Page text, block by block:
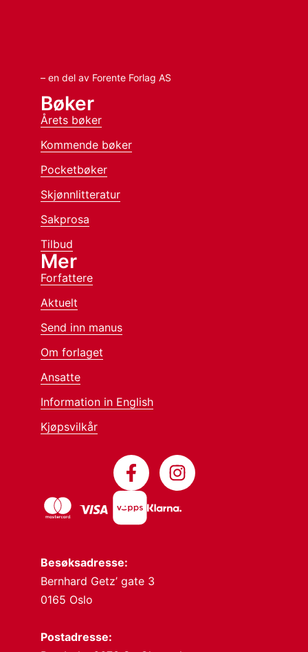
– en del av Forente Forlag AS
Besøksadresse:
Bernhard Getz’ gate 3
0165 Oslo
Postadresse:
Bøker
Årets bøker
Kommende bøker
Pocketbøker
Skjønnlitteratur
Sakprosa
Tilbud
Mer
Forfattere
Aktuelt
Send inn manus
Om forlaget
Ansatte
Information in English
Kjøpsvilkår